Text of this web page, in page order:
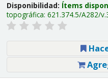
Disponibilidad: Ítems
topográfica: 621.374.5/A282/